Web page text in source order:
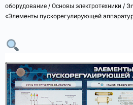
оборудование / Основы электротехники /
«Элементы пускорегулирующей